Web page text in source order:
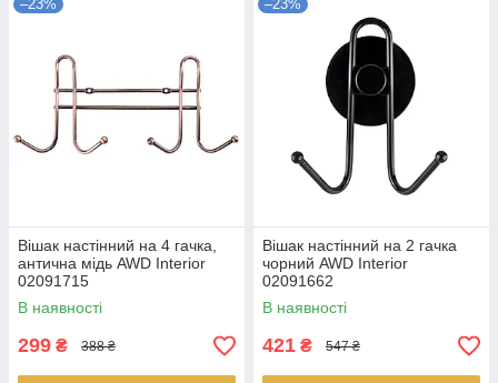
–23%
Вішак настінний на 4 гачка,
антична мідь AWD Interior
02091715
В наявності
299 ₴ 388 ₴
–23%
Вішак настінний на 2 гачка
чорний AWD Interior
02091662
В наявності
421 ₴ 547 ₴